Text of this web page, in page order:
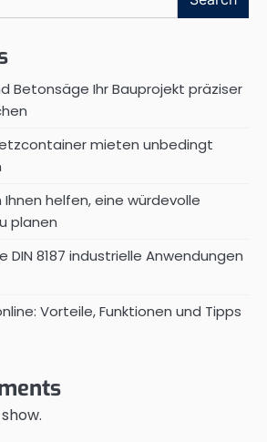
Betonsäge Ihr Bauprojekt präziser
mieten unbedingt
helfen, eine würdevolle
planen
DIN 8187 industrielle Anwendungen
Vorteile, Funktionen und Tipps